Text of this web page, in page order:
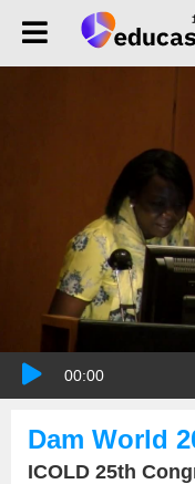
00:00
Dam World
ICOLD 25th Congress |